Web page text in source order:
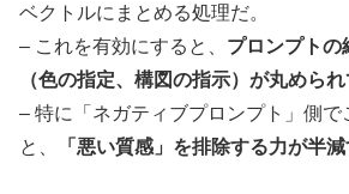
ベクトルにまとめる処理だ。
– これを有効にすると、 プロンプトの
（色の指定、構図の指示）が丸められ
– 特に「ネガティブプロンプト」側で
と、
「悪い質感」を排除する力が半減